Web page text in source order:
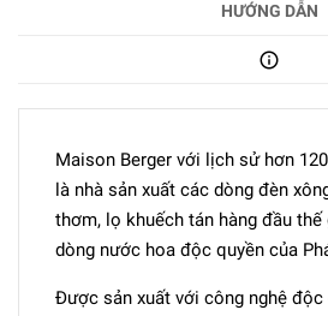
HƯỚNG DẪN
Maison Berger với lịch sử hơn
là nhà sản xuất các dòng đèn
thơm, lọ khuếch tán hàng đầu
dòng nước hoa độc quyền của
Được sản xuất với công nghệ độc